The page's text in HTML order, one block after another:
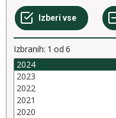
Izbranih: 1 od 6